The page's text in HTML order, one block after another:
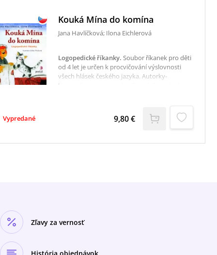
Kouká Mína do komína
Jana Havlíčková; Ilona Eichlerová
Logopedické říkanky. Soubor říkanek pro děti
od 4 let je určen k procvičování výslovnosti
všech hlásek českého jazyka. Autorky-
logopedky postupovaly při jejich řazení od
nejtěžším (sykavky, R, Ř).Zastoupeny jsou zde i
říkanky obsahující různé souhláskové skupiny:
DTN, ČŠŽ, CSZ apod. Dále zde najdete říkanky
vhodné k procvičování diferenciace hlásek, s
Vypredané 9,80 €
Zľavy za vernosť
História objednávok